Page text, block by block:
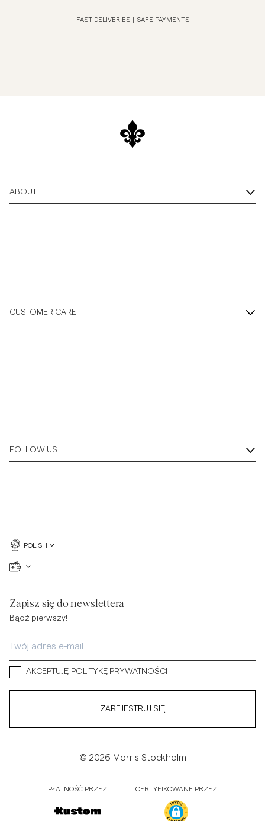
FAST DELIVERIES SAFE PAYMENTS
ABOUT
CUSTOMER CARE
FOLLOW US
POLISH
Zapisz się do newslettera
Bądź pierwszy!
AKCEPTUJĘ POLITYKĘ PRYWATNOŚCI
ZAREJESTRUJ SIĘ
© 2026 Morris Stockholm
PŁATNOŚĆ PRZEZ CERTYFIKOWANE PRZEZ